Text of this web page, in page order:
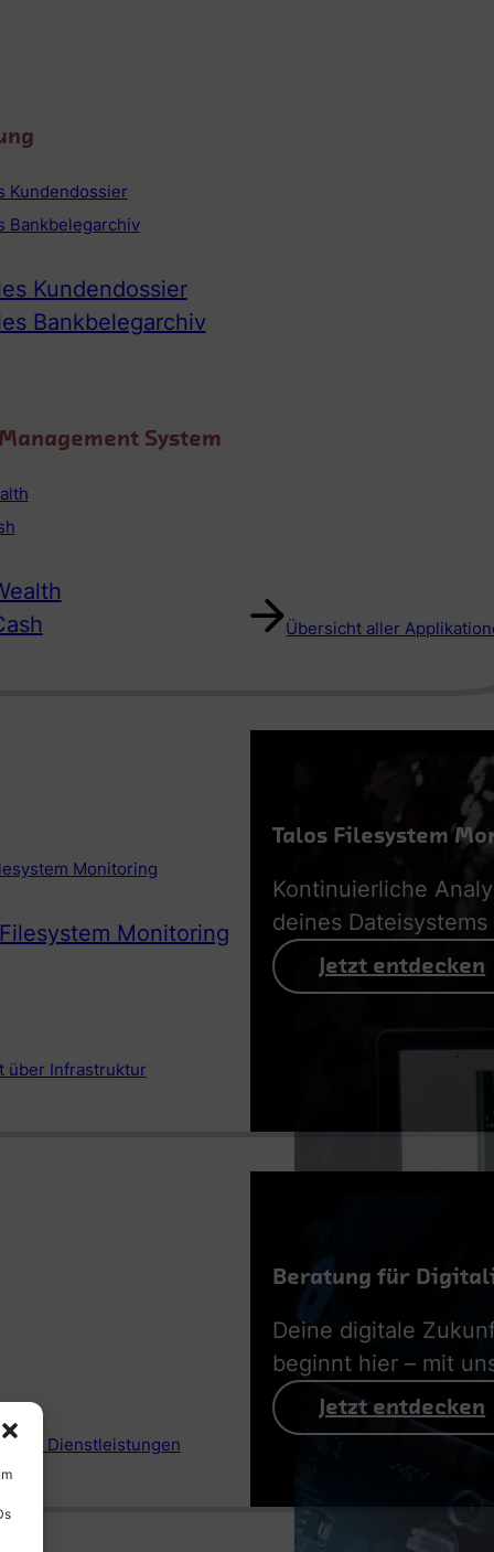
Kundendossier
Bankbelegarchiv
Kundendossier
Bankbelegarchiv
System
Übersicht aller
Monitoring
Monitoring
über Infrastruktur
Talos Filesystem
Kontinuierliche
deines Dateisystems
Jetzt entdecken
aller Dienstleistungen
Beratung für
Deine digitale
beginnt hier – mit
Jetzt entdecken